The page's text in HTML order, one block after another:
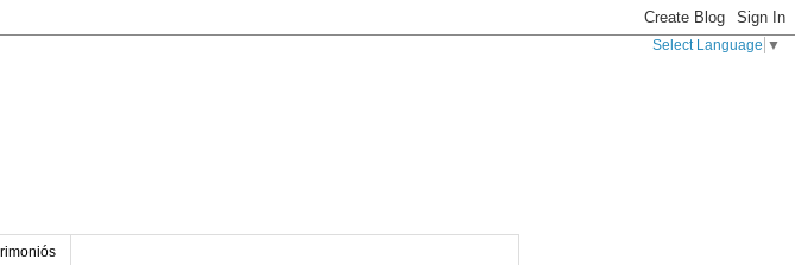
Select Language ▼